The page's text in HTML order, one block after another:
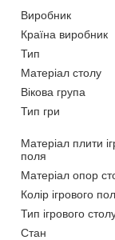
Виробник
Країна виробник
Тип
Матеріал столу
Вікова група
Тип гри
Матеріал плити
поля
Матеріал опор
Колір ігрового
Тип ігрового
Стан